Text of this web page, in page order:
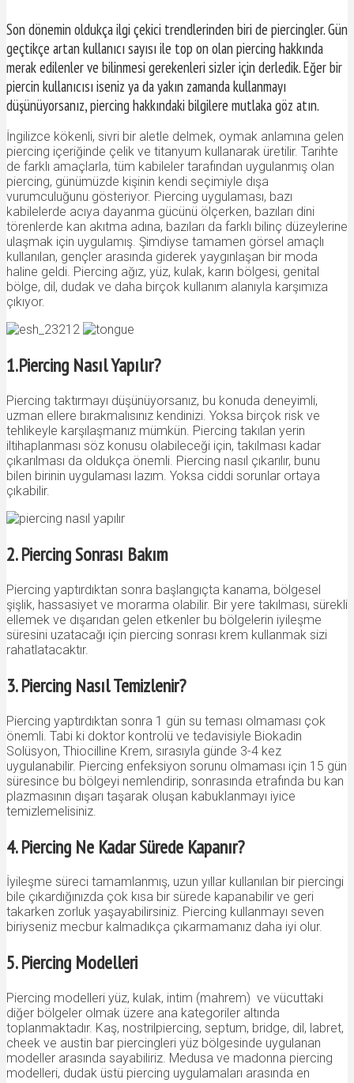
Son dönemin oldukça ilgi çekici trendlerinden biri de piercingler. Gün
geçtikçe artan kullanıcı sayısı ile top on olan piercing hakkında
merak edilenler ve bilinmesi gerekenleri sizler için derledik. Eğer bir
piercin kullanıcısı iseniz ya da yakın zamanda kullanmayı
düşünüyorsanız, piercing hakkındaki bilgilere mutlaka göz atın.
İngilizce kökenli, sivri bir aletle delmek, oymak anlamına gelen
piercing içeriğinde çelik ve titanyum kullanarak üretilir. Tarihte
de farklı amaçlarla, tüm kabileler tarafından uygulanmış olan
piercing, günümüzde kişinin kendi seçimiyle dışa
vurumculuğunu gösteriyor. Piercing uygulaması, bazı
kabilelerde acıya dayanma gücünü ölçerken, bazıları dini
törenlerde kan akıtma adına, bazıları da farklı bilinç düzeylerine
ulaşmak için uygulamış. Şimdiyse tamamen görsel amaçlı
kullanılan, gençler arasında giderek yaygınlaşan bir moda
haline geldi. Piercing ağız, yüz, kulak, karın bölgesi, genital
bölge, dil, dudak ve daha birçok kullanım alanıyla karşımıza
çıkıyor.
1.Piercing Nasıl Yapılır?
Piercing taktırmayı düşünüyorsanız, bu konuda deneyimli,
uzman ellere bırakmalısınız kendinizi. Yoksa birçok risk ve
tehlikeyle karşılaşmanız mümkün. Piercing takılan yerin
iltihaplanması söz konusu olabileceği için, takılması kadar
çıkarılması da oldukça önemli. Piercing nasıl çıkarılır, bunu
bilen birinin uygulaması lazım. Yoksa ciddi sorunlar ortaya
çıkabilir.
2. Piercing Sonrası Bakım
Piercing yaptırdıktan sonra başlangıçta kanama, bölgesel
şişlik, hassasiyet ve morarma olabilir. Bir yere takılması, sürekli
ellemek ve dışarıdan gelen etkenler bu bölgelerin iyileşme
süresini uzatacağı için piercing sonrası krem kullanmak sizi
rahatlatacaktır.
3. Piercing Nasıl Temizlenir?
Piercing yaptırdıktan sonra 1 gün su teması olmaması çok
önemli. Tabi ki doktor kontrolü ve tedavisiyle Biokadin
Solüsyon, Thiocilline Krem, sırasıyla günde 3-4 kez
uygulanabilir. Piercing enfeksiyon sorunu olmaması için 15 gün
süresince bu bölgeyi nemlendirip, sonrasında etrafında bu kan
plazmasının dışarı taşarak oluşan kabuklanmayı iyice
temizlemelisiniz.
4. Piercing Ne Kadar Sürede Kapanır?
İyileşme süreci tamamlanmış, uzun yıllar kullanılan bir piercingi
bile çıkardığınızda çok kısa bir sürede kapanabilir ve geri
takarken zorluk yaşayabilirsiniz. Piercing kullanmayı seven
biriyseniz mecbur kalmadıkça çıkarmamanız daha iyi olur.
5. Piercing Modelleri
Piercing modelleri yüz, kulak, intim (mahrem) ve vücuttaki
diğer bölgeler olmak üzere ana kategoriler altında
toplanmaktadır. Kaş, nostrilpiercing, septum, bridge, dil, labret,
cheek ve austin bar piercingleri yüz bölgesinde uygulanan
modeller arasında sayabiliriz. Medusa ve madonna piercing
modelleri, dudak üstü piercing uygulamaları arasında en